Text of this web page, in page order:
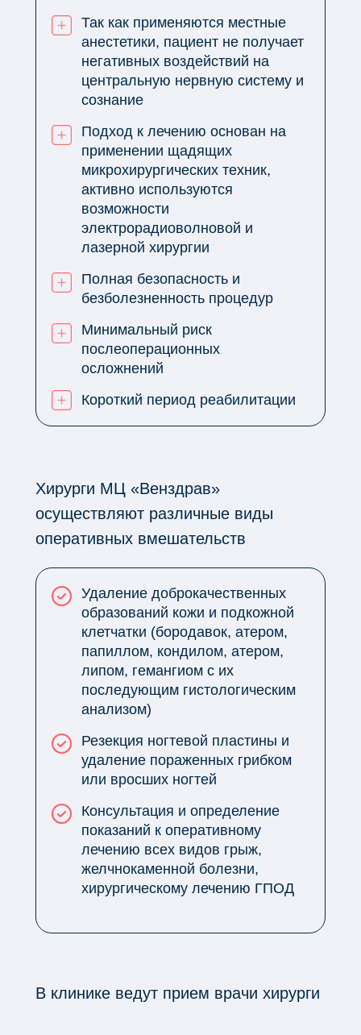
Полная безопасность и
безболезненность процедур
Минимальный риск
послеоперационных
осложнений
Короткий период реабилитации
Так как применяются местные
анестетики, пациент не получает
негативных воздействий на
центральную нервную систему и
сознание
Подход к лечению основан на
применении щадящих
микрохирургических техник,
активно используются
возможности
электрорадиоволновой и
лазерной хирургии
Хирурги МЦ «Венздрав»
осуществляют различные виды
оперативных вмешательств
Удаление доброкачественных
образований кожи и подкожной
клетчатки (бородавок, атером,
папиллом, кондилом, атером,
липом, гемангиом с их
последующим гистологическим
анализом)
Резекция ногтевой пластины и
удаление пораженных грибком
или вросших ногтей
Консультация и определение
показаний к оперативному
лечению всех видов грыж,
желчнокаменной болезни,
хирургическому лечению ГПОД
В клинике ведут прием врачи хирурги